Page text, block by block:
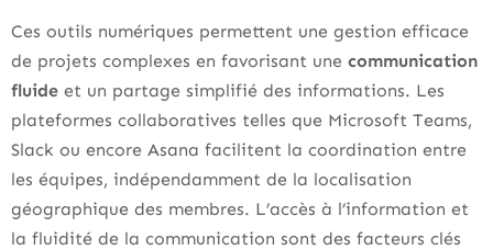
Ces outils numériques permettent une gestion efficace
de projets complexes en favorisant une communication
fluide et un partage simplifié des informations. Les
plateformes collaboratives telles que Microsoft Teams,
Slack ou encore Asana facilitent la coordination entre
les équipes, indépendamment de la localisation
géographique des membres. L’accès à l’information et
la fluidité de la communication sont des facteurs clés